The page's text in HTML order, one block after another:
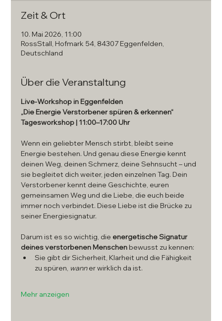
Zeit & Ort
10. Mai 2026, 11:00
RossStall, Hofmark 54, 84307 Eggenfelden,
Deutschland
Über die Veranstaltung
Live-Workshop in Eggenfelden
„Die Energie Verstorbener spüren & erkennen“
Tagesworkshop | 11:00–17:00 Uhr
Wenn ein geliebter Mensch stirbt, bleibt seine
Energie bestehen. Und genau diese Energie kennt
deinen Weg, deinen Schmerz, deine Sehnsucht – und
sie begleitet dich weiter, jeden einzelnen Tag. Dein
Verstorbener kennt deine Geschichte, euren
gemeinsamen Weg und die Liebe, die euch beide
immer noch verbindet. Diese Liebe ist die Brücke zu
seiner Energiesignatur.
Darum ist es so wichtig, die energetische Signatur
deines verstorbenen Menschen bewusst zu kennen:
Sie gibt dir Sicherheit, Klarheit und die Fähigkeit
zu spüren, wann er wirklich da ist.
Mehr anzeigen